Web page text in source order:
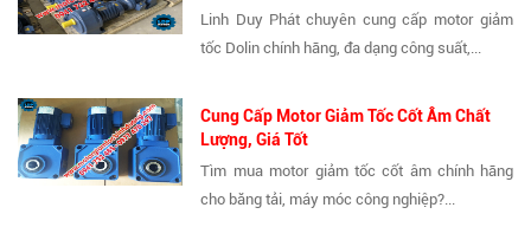
Linh Duy Phát chuyên cung cấp motor giảm
tốc Dolin chính hãng, đa dạng công suất,...
Cung Cấp Motor Giảm Tốc Cốt Âm Chất
Lượng, Giá Tốt
Tìm mua motor giảm tốc cốt âm chính hãng
cho băng tải, máy móc công nghiệp?...